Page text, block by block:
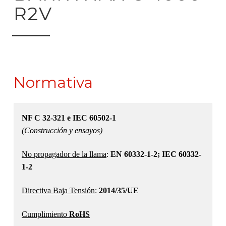
R2V
Normativa
NF C 32-321 e IEC 60502-1
(Construcción y ensayos)
No propagador de la llama: EN 60332-1-2; IEC 60332-
1-2
Directiva Baja Tensión: 2014/35/UE
Cumplimiento RoHS